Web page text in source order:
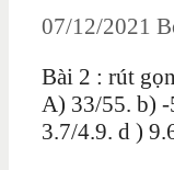
07/12/2021
Bài 2 : rút
A) 33/55. b)
3.7/4.9. d )